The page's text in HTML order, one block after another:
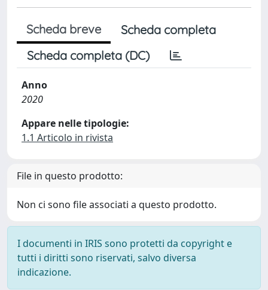
Scheda breve
Scheda completa
Scheda completa (DC)
Anno
2020
Appare nelle tipologie:
1.1 Articolo in rivista
File in questo prodotto:
Non ci sono file associati a questo prodotto.
I documenti in IRIS sono protetti da copyright e
tutti i diritti sono riservati, salvo diversa
indicazione.